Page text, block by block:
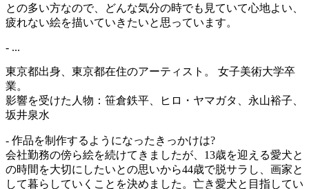
との多い方なので、どんな気分の時でも見ていて心地よい、
疲れない絵を描いていきたいと思っています。
- ...
東京都出身、東京都在住のアーティスト。 女子美術大学卒
業。
影響を受けた人物：笹倉鉄平、ヒロ・ヤマガタ、永山裕子、
坂井泉水
- 作品を制作するようになったきっかけは?
会社勤務の傍ら絵を続けてきましたが、13歳を迎える愛犬と
の時間を大切にしたいとの思いから44歳で脱サラし、画家と
して暮らしていくことを決めました。亡き愛犬と目指してい